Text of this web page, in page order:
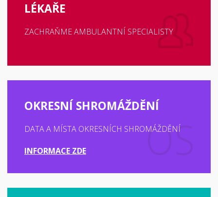
LÉKAŘE
ZACHRAŇME AMBULANTNÍ SPECIALISTY
OKRESNÍ SHROMÁŽDĚNÍ
DATA A MÍSTA OKRESNÍCH SHROMÁŽDĚNÍ
INFORMACE ZDE